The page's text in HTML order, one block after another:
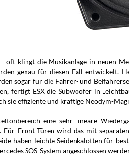
oft klingt die Musikanlage in neuen
genau für diesen Fall entwickelt.
sogar für die Fahrer- und
fertigt ESX die Subwoofer in
sie effiziente und kräftige Neodym-
eine sehr lineare
Für Front-Türen wird das mit
haben leichte Seidenkalotten für
SOS-System angeschlossen